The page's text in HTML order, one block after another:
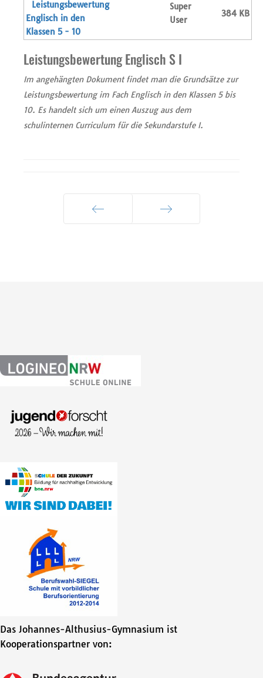
Leistungsbewertung
Englisch in den
Klassen 5 - 10
Super
User
384 KB
Leistungsbewertung Englisch S I
Im angehängten Dokument findet man die Grundsätze zur
Leistungsbewertung im Fach Englisch in den Klassen 5 bis
10. Es handelt sich um einen Auszug aus dem
schulinternen Curriculum für die Sekundarstufe I.
Das Johannes-Althusius-Gymnasium ist
Kooperationspartner von: